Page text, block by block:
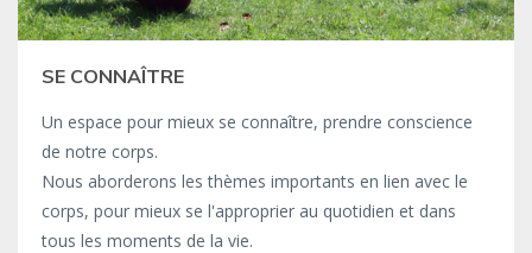
SE CONNAÎTRE
Un espace pour mieux se connaître, prendre conscience
de notre corps.
Nous aborderons les thèmes importants en lien avec le
corps, pour mieux se l'approprier au quotidien et dans
tous les moments de la vie.